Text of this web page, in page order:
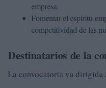
empresa.
Fomentar el espíritu
competitividad de las
Destinatarios de la
La convocatoria va dirigida